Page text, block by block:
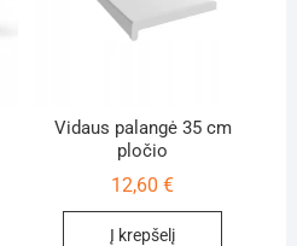
Vidaus palangė 35 cm
pločio
12,60€
Į krepšelį